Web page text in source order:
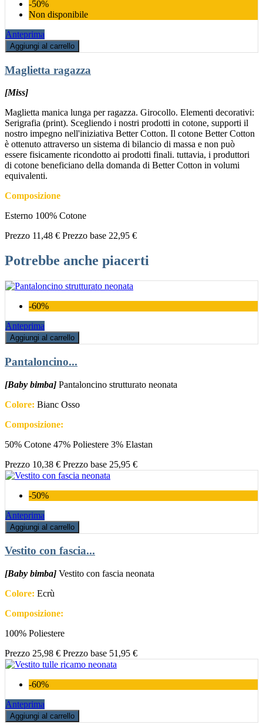
-50%
Non disponibile
Anteprima
Aggiungi al carrello
Maglietta ragazza
[Miss]
Maglietta manica lunga per ragazza. Girocollo. Elementi decorativi:
Serigrafia (print). Scegliendo i nostri prodotti in cotone, supporti il
nostro impegno nell'iniziativa Better Cotton. Il cotone Better Cotton
è ottenuto attraverso un sistema di bilancio di massa e non può
essere fisicamente ricondotto ai prodotti finali. tuttavia, i produttori
di cotone beneficiano della domanda di Better Cotton in volumi
equivalenti.
Composizione
Esterno 100% Cotone
Prezzo 11,48 € Prezzo base 22,95 €
Potrebbe anche piacerti
-60%
Anteprima
Aggiungi al carrello
Pantaloncino...
[Baby bimba] Pantaloncino strutturato neonata
Colore: Bianc Osso
Composizione:
50% Cotone 47% Poliestere 3% Elastan
Prezzo 10,38 € Prezzo base 25,95 €
-50%
Anteprima
Aggiungi al carrello
Vestito con fascia...
[Baby bimba] Vestito con fascia neonata
Colore: Ecrù
Composizione:
100% Poliestere
Prezzo 25,98 € Prezzo base 51,95 €
-60%
Anteprima
Aggiungi al carrello